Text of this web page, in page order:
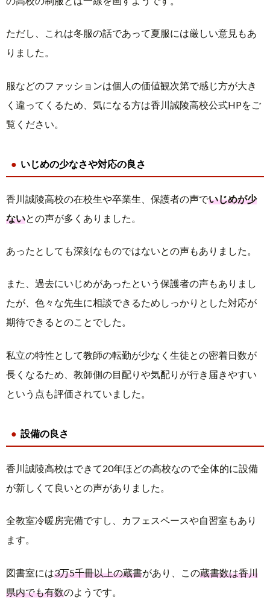
ただし、これは冬服の話であって夏服には厳しい意見もあ
りました。
服などのファッションは個人の価値観次第で感じ方が大き
く違ってくるため、気になる方は香川誠陵高校公式HPをご
覧ください。
いじめの少なさや対応の良さ
香川誠陵高校の在校生や卒業生、保護者の声でいじめが少
ないとの声が多くありました。
あったとしても深刻なものではないとの声もありました。
また、過去にいじめがあったという保護者の声もありまし
たが、色々な先生に相談できるためしっかりとした対応が
期待できるとのことでした。
私立の特性として教師の転勤が少なく生徒との密着日数が
長くなるため、教師側の目配りや気配りが行き届きやすい
という点も評価されていました。
設備の良さ
香川誠陵高校はできて20年ほどの高校なので全体的に設備
が新しくて良いとの声がありました。
全教室冷暖房完備ですし、カフェスペースや自習室もあり
ます。
図書室には3万5千冊以上の蔵書があり、この蔵書数は香川
県内でも有数のようです。